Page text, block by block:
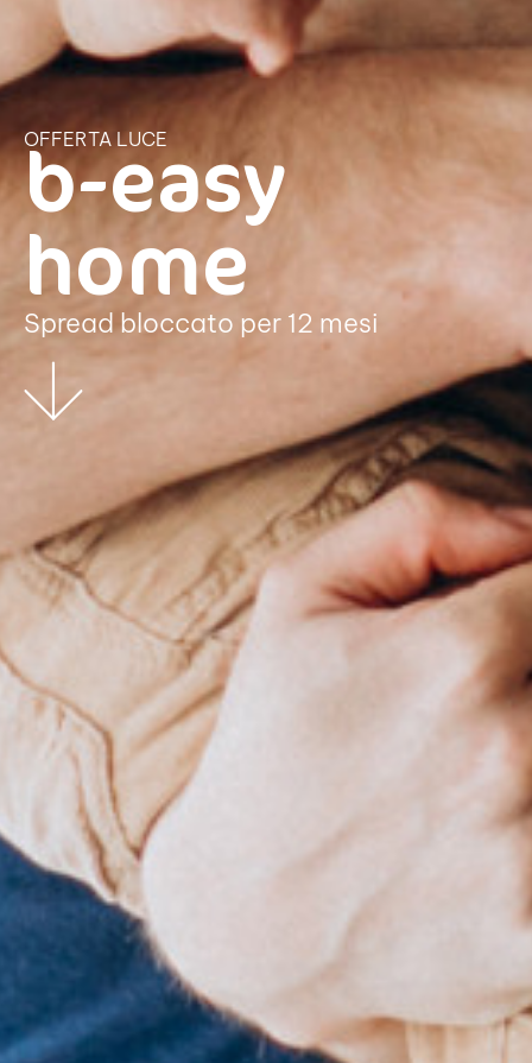
OFFERTA LUCE
b-easy
home
Spread bloccato per 12 mesi